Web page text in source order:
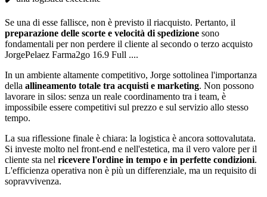
Se una di esse fallisce, non è previsto il riacquisto. Pertanto, il
preparazione delle scorte e velocità di spedizione sono
fondamentali per non perdere il cliente al secondo o terzo acquisto
JorgePelaez Farma2go 16.9 Full ....
In un ambiente altamente competitivo, Jorge sottolinea l'importanza
della allineamento totale tra acquisti e marketing. Non possono
lavorare in silos: senza un reale coordinamento tra i team, è
impossibile essere competitivi sul prezzo e sul servizio allo stesso
tempo.
La sua riflessione finale è chiara: la logistica è ancora sottovalutata.
Si investe molto nel front-end e nell'estetica, ma il vero valore per il
cliente sta nel ricevere l'ordine in tempo e in perfette condizioni.
L'efficienza operativa non è più un differenziale, ma un requisito di
sopravvivenza.